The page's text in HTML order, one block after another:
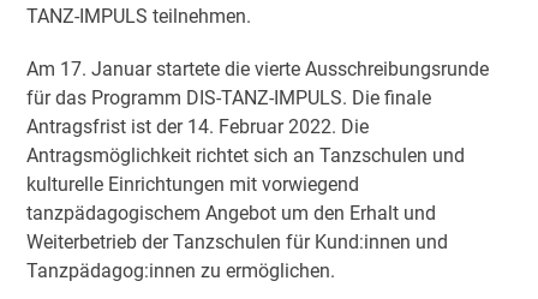
TANZ-IMPULS teilnehmen.
Am 17. Januar startete die vierte Ausschreibungsrunde
für das Programm DIS-TANZ-IMPULS. Die finale
Antragsfrist ist der 14. Februar 2022. Die
Antragsmöglichkeit richtet sich an Tanzschulen und
kulturelle Einrichtungen mit vorwiegend
tanzpädagogischem Angebot um den Erhalt und
Weiterbetrieb der Tanzschulen für Kund:innen und
Tanzpädagog:innen zu ermöglichen.